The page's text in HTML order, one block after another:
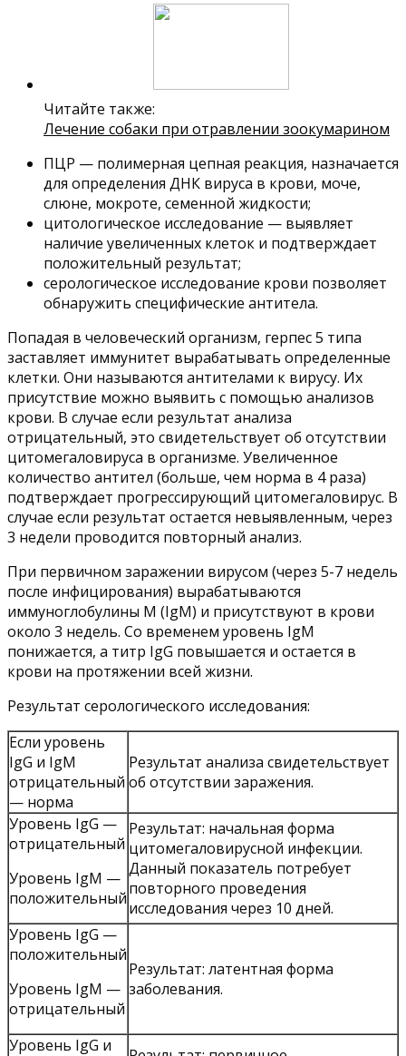
Читайте также:
Лечение собаки при отравлении зоокумарином
ПЦР — полимерная цепная реакция, назначается
для определения ДНК вируса в крови, моче,
слюне, мокроте, семенной жидкости;
цитологическое исследование — выявляет
наличие увеличенных клеток и подтверждает
положительный результат;
серологическое исследование крови позволяет
обнаружить специфические антитела.
Попадая в человеческий организм, герпес 5 типа
заставляет иммунитет вырабатывать определенные
клетки. Они называются антителами к вирусу. Их
присутствие можно выявить с помощью анализов
крови. В случае если результат анализа
отрицательный, это свидетельствует об отсутствии
цитомегаловируса в организме. Увеличенное
количество антител (больше, чем норма в 4 раза)
подтверждает прогрессирующий цитомегаловирус. В
случае если результат остается невыявленным, через
3 недели проводится повторный анализ.
При первичном заражении вирусом (через 5-7 недель
после инфицирования) вырабатываются
иммуноглобулины M (IgM) и присутствуют в крови
около 3 недель. Со временем уровень IgM
понижается, а титр IgG повышается и остается в
крови на протяжении всей жизни.
Результат серологического исследования:
Если уровень
IgG и IgM
отрицательный
— норма
Результат анализа свидетельствует
об отсутствии заражения.
Уровень IgG —
отрицательный
Уровень IgM —
положительный
Результат: начальная форма
цитомегаловирусной инфекции.
Данный показатель потребует
повторного проведения
исследования через 10 дней.
Уровень IgG —
положительный
Уровень IgM —
отрицательный
Результат: латентная форма
заболевания.
Уровень IgG и